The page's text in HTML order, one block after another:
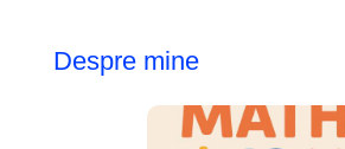
Despre mine